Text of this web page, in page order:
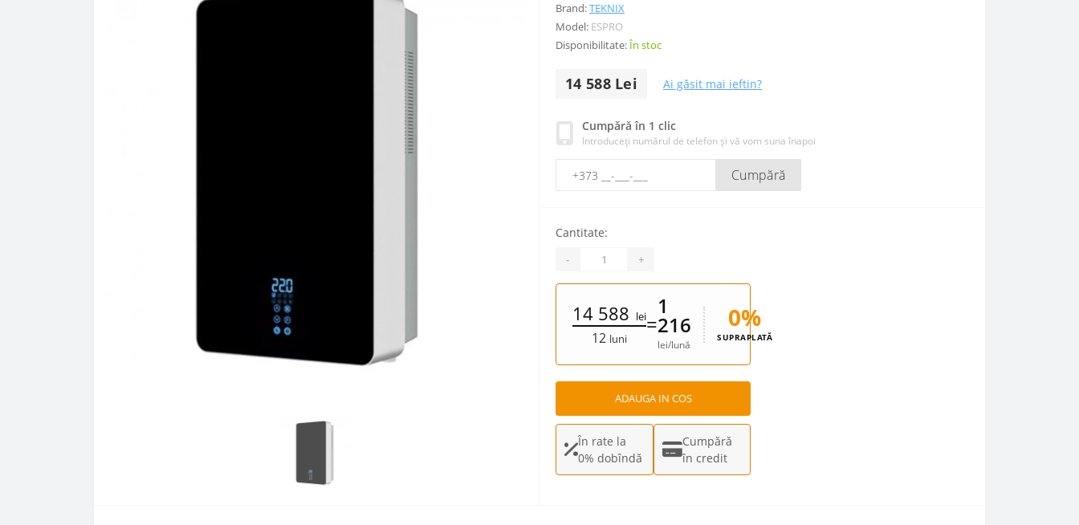
Brand:TEKNIX
Model: ESPRO
Disponibilitate:În stoc
14 588 Lei Ai găsit mai ieftin?
Cumpără în 1 clic
Introduceți numărul de telefon și vă vom suna înapoi
Cumpără
Cantitate:
- +
14 588 lei
12 luni
=
1
216
lei/lună
0%
SUPRAPLATĂ
ADAUGA IN COS
În rate la
0% dobîndă
Cumpără
în credit